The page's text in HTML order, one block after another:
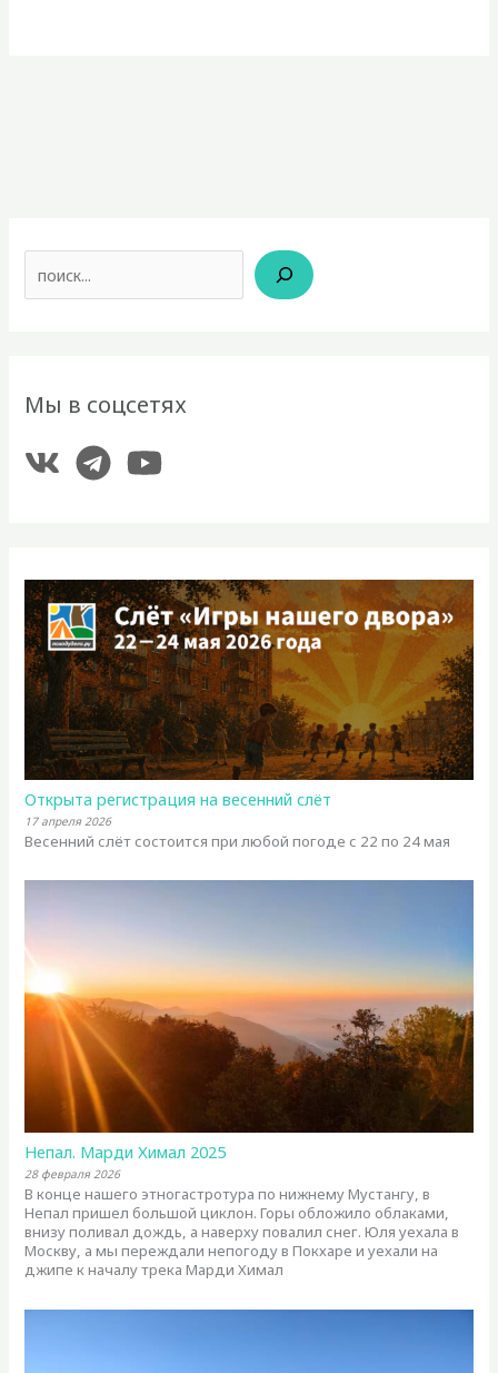
Мы в соцсетях
Открыта регистрация на весенний слёт
17 апреля 2026
Весенний слёт состоится при любой погоде с 22 по 24 мая
Непал. Марди Химал 2025
28 февраля 2026
В конце нашего этногастротура по нижнему Мустангу, в
Непал пришел большой циклон. Горы обложило облаками,
внизу поливал дождь, а наверху повалил снег. Юля уехала в
Москву, а мы переждали непогоду в Покхаре и уехали на
джипе к началу трека Марди Химал